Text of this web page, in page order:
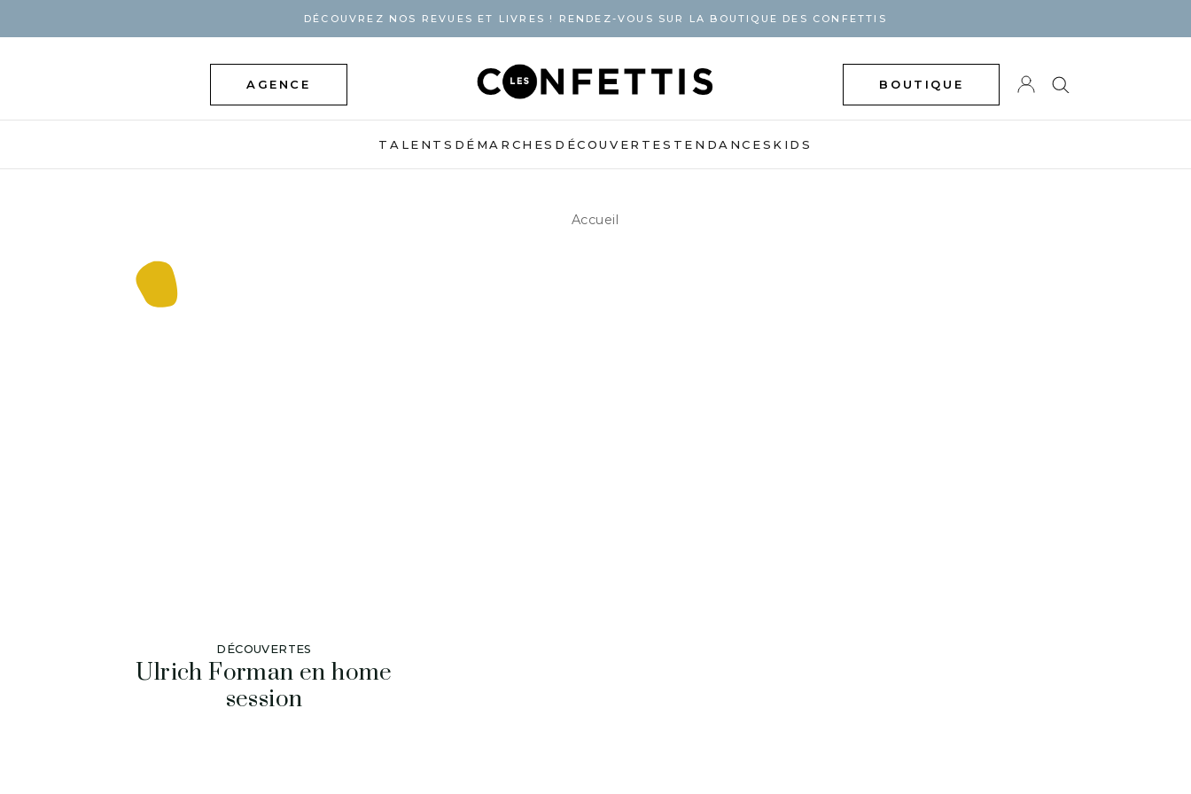
DÉCOUVREZ NOS REVUES ET LIVRES ! RENDEZ-VOUS SUR LA BOUTIQUE DES CONFETTIS
AGENCE BOUTIQUE
TALENTS DÉMARCHES DÉCOUVERTES TENDANCES KIDS
Accueil
DÉCOUVERTES
Ulrich Forman en home
session